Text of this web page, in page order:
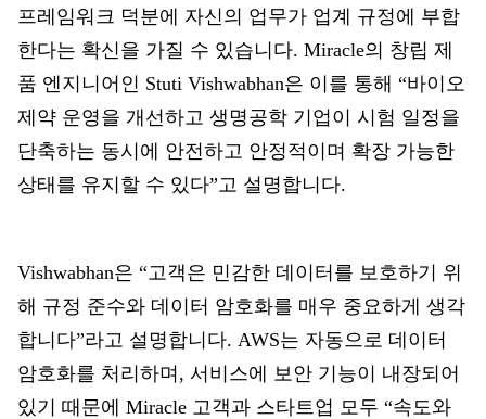
프레임워크 덕분에 자신의 업무가 업계 규정에 부합
한다는 확신을 가질 수 있습니다. Miracle의 창립 제
품 엔지니어인 Stuti Vishwabhan은 이를 통해 “바이오
제약 운영을 개선하고 생명공학 기업이 시험 일정을
단축하는 동시에 안전하고 안정적이며 확장 가능한
상태를 유지할 수 있다”고 설명합니다.
Vishwabhan은 “고객은 민감한 데이터를 보호하기 위
해 규정 준수와 데이터 암호화를 매우 중요하게 생각
합니다”라고 설명합니다. AWS는 자동으로 데이터
암호화를 처리하며, 서비스에 보안 기능이 내장되어
있기 때문에 Miracle 고객과 스타트업 모두 “속도와